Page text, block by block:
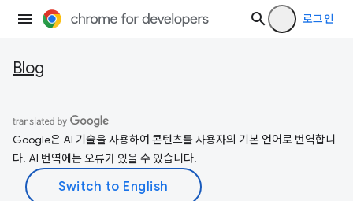
로그인
Blog
Google은 AI 기술을 사용하여 콘텐츠를 사용자의 기본 언어로 번역합니
다. AI 번역에는 오류가 있을 수 있습니다.